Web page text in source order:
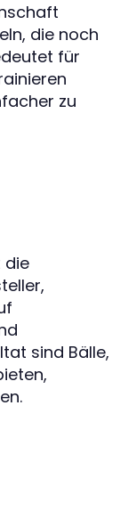
die noch
für
zu
die
sind Bälle,